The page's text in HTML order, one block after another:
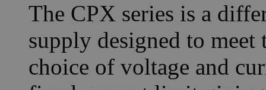
The CPX series is a
supply designed to
choice of voltage and